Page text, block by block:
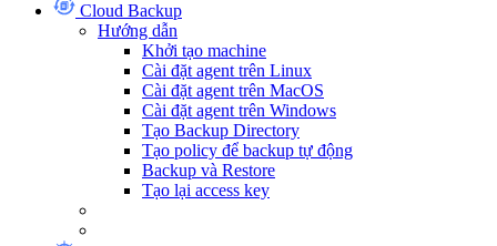
Cloud Backup
Hướng dẫn
Khởi tạo machine
Cài đặt agent trên Linux
Cài đặt agent trên MacOS
Cài đặt agent trên Windows
Tạo Backup Directory
Tạo policy để backup tự động
Backup và Restore
Tạo lại access key